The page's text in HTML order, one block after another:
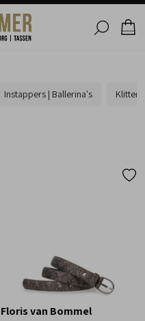
Instappers | Ballerina's
Floris van Bommel